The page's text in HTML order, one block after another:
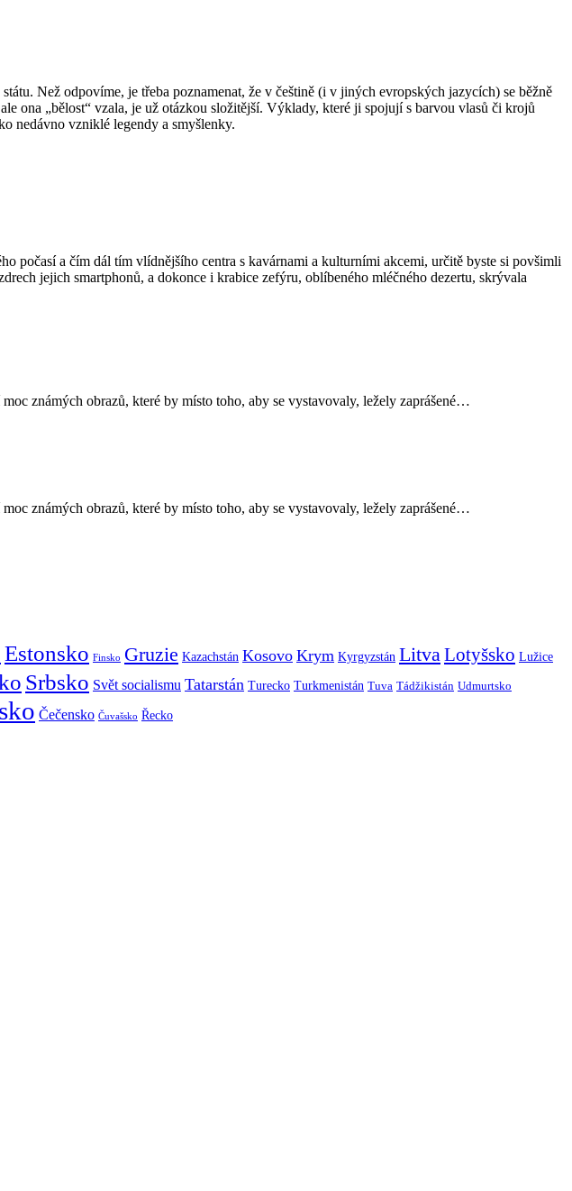
Než odpovíme, je třeba poznamenat, že v češtině (i v jiných evropských jazycích) se běžně
ona „bělost“ vzala, je už otázkou složitější. Výklady, které ji spojují s barvou vlasů či krojů
nedávno vzniklé legendy a smyšlenky.
počasí a čím dál tím vlídnějšího centra s kavárnami a kulturními akcemi, určitě byste si povšimli
jejich smartphonů, a dokonce i krabice zefýru, oblíbeného mléčného dezertu, skrývala
známých obrazů, které by místo toho, aby se vystavovaly, ležely zaprášené…
známých obrazů, které by místo toho, aby se vystavovaly, ležely zaprášené…
Estonsko Finsko Gruzie Kazachstán Kosovo Krym Kyrgyzstán Litva Lotyšsko Lužice
Srbsko Svět socialismu Tatarstán Turecko Turkmenistán Tuva Tádžikistán Udmurtsko
Čečensko Čuvašsko Řecko